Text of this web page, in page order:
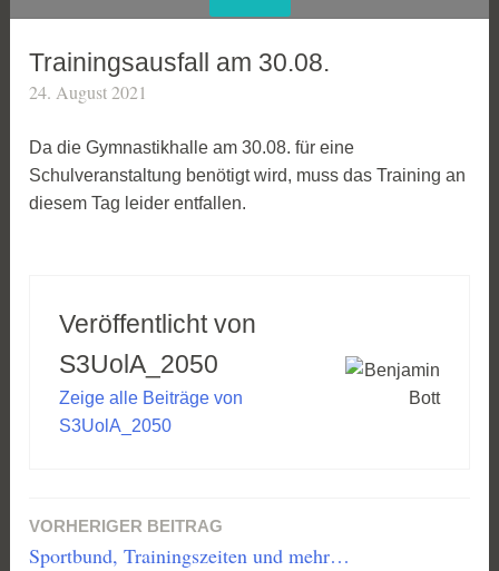
Trainingsausfall am 30.08.
24. August 2021
Da die Gymnastikhalle am 30.08. für eine
Schulveranstaltung benötigt wird, muss das Training an
diesem Tag leider entfallen.
Veröffentlicht von
S3UolA_2050
Zeige alle Beiträge von
S3UolA_2050
Beitragsnavigation
VORHERIGER BEITRAG
Sportbund, Trainingszeiten und mehr…